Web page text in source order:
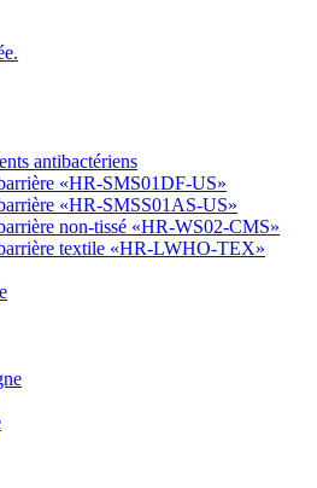
antibactériens
«HR-SMS01DF-US»
«HR-SMSS01AS-US»
non-tissé «HR-WS02-CMS»
textile «HR-LWHO-TEX»